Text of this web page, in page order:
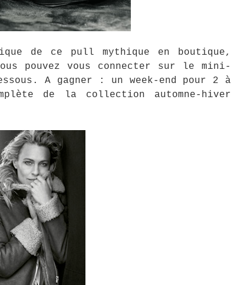
de ce pull mythique en boutique,
pouvez vous connecter sur le mini-
A gagner : un week-end pour 2 à
de la collection automne-hiver